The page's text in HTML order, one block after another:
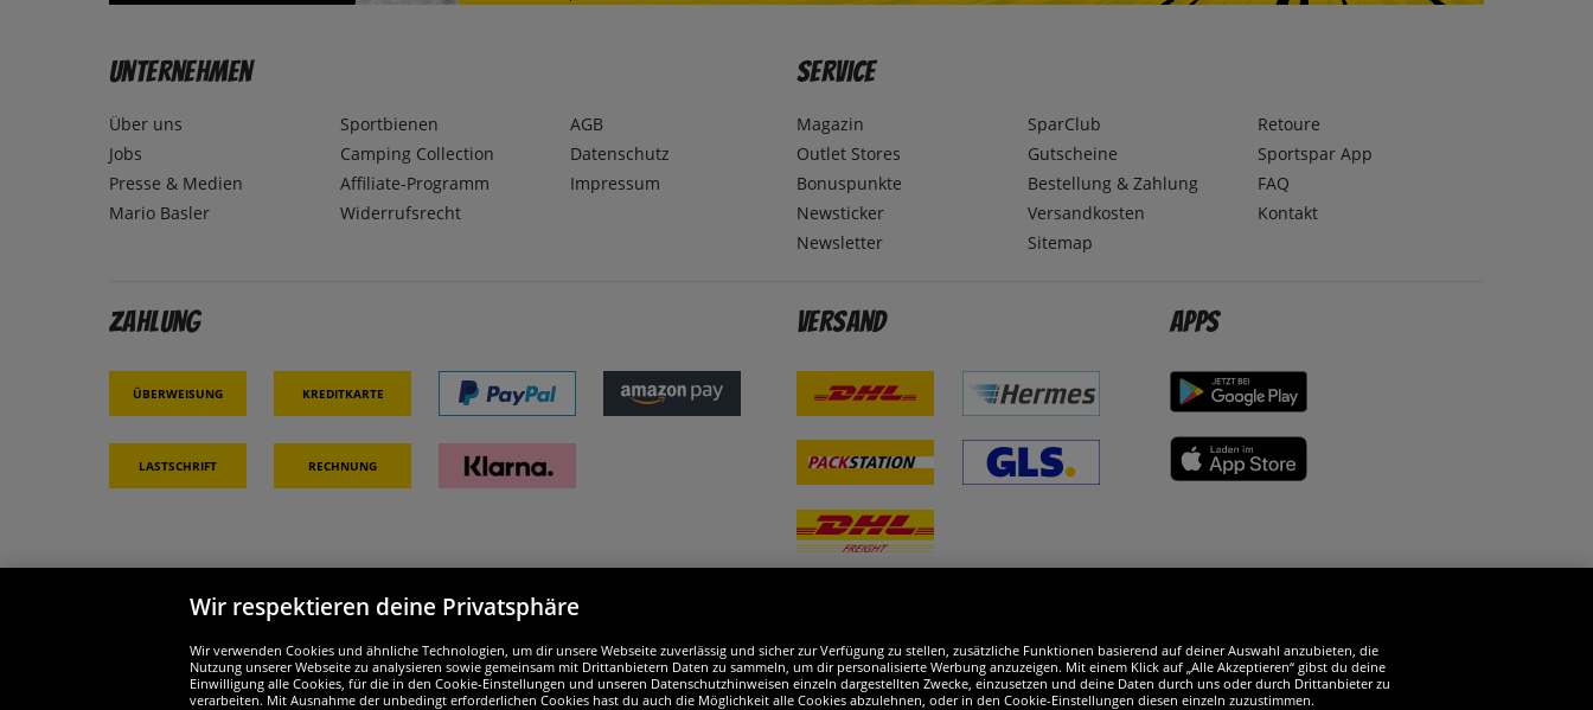
Unternehmen
Über uns
Jobs
Presse & Medien
Mario Basler
Sportbienen
Camping Collection
Affiliate-Programm
Widerrufsrecht
AGB
Datenschutz
Impressum
Service
Magazin
Outlet Stores
Bonuspunkte
Newsticker
Newsletter
SparClub
Gutscheine
Bestellung & Zahlung
Versandkosten
Sitemap
Retoure
Sportspar App
FAQ
Kontakt
Zahlung
Überweisung Kreditkarte
Lastschrift Rechnung
Versand Apps
Partner & Sicherheit Wir sind ausgezeichnet
Wir respektieren deine Privatsphäre
Wir verwenden Cookies und ähnliche Technologien, um dir unsere Webseite zuverlässig und sicher zur Verfügung zu stellen, zusätzliche Funktionen basierend auf deiner Auswahl anzubieten, die
Nutzung unserer Webseite zu analysieren sowie gemeinsam mit Drittanbietern Daten zu sammeln, um dir personalisierte Werbung anzuzeigen. Mit einem Klick auf „Alle Akzeptieren“ gibst du deine
Einwilligung alle Cookies, für die in den Cookie-Einstellungen und unseren Datenschutzhinweisen einzeln dargestellten Zwecke, einzusetzen und deine Daten durch uns oder durch Drittanbieter zu
verarbeiten. Mit Ausnahme der unbedingt erforderlichen Cookies hast du auch die Möglichkeit alle Cookies abzulehnen, oder in den Cookie-Einstellungen diesen einzeln zuzustimmen.